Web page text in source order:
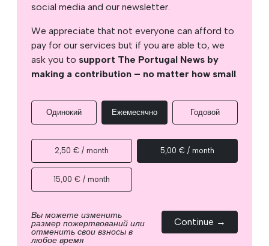
social media and our newsletter.
We appreciate that not everyone can afford to
pay for our services but if you are able to, we
ask you to support The Portugal News by
making a contribution – no matter how small.
Одинокий Ежемесячно Годовой
2,50 € / month 5,00 € / month
15,00 € / month
Вы можете изменить
размер пожертвований или
отменить свои взносы в
любое время
Continue →